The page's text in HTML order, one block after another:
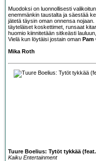
Muodoksi on luonnollisesti
enemmänkin taustalta ja säestää
jätetä täysin oman onnensa
täyteläiset koskettimet, runsaat
huomio kiinnitetään sitkeästi
Vielä kun löytäisi jostain oman Pam
Mika Roth
Tuure Boelius: Tytöt tykkää
Kaiku Entertainment